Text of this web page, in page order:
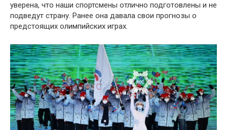
уверена, что наши спортсмены отлично подготовлены и не
подведут страну. Ранее она давала свои прогнозы о
предстоящих олимпийских играх.